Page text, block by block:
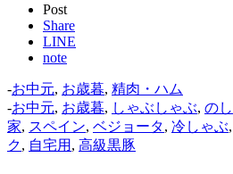
Post
Share
LINE
note
-お中元, お歳暮, 精肉・ハム
-お中元, お歳暮, しゃぶしゃぶ, のし
家, スペイン, ベジョータ, 冷しゃぶ,
ク, 自宅用 , 高級黒豚